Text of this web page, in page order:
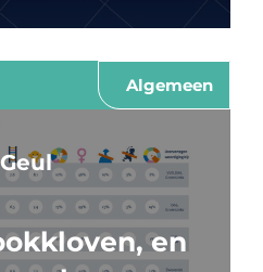
Algemeen
en